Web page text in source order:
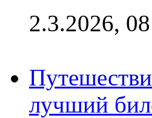
2.3.2026,
лучший